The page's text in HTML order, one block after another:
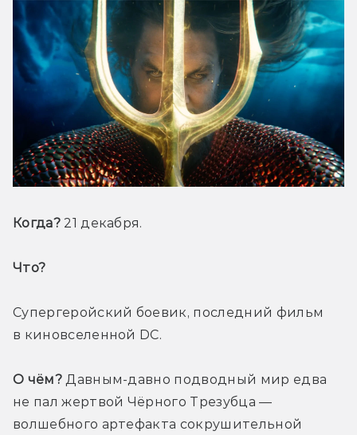
Когда? 21 декабря.
Что?
Супергеройский боевик, последний фильм
в киновселенной DC.
О чём? Давным-давно подводный мир едва
не пал жертвой Чёрного Трезубца —
волшебного артефакта сокрушительной